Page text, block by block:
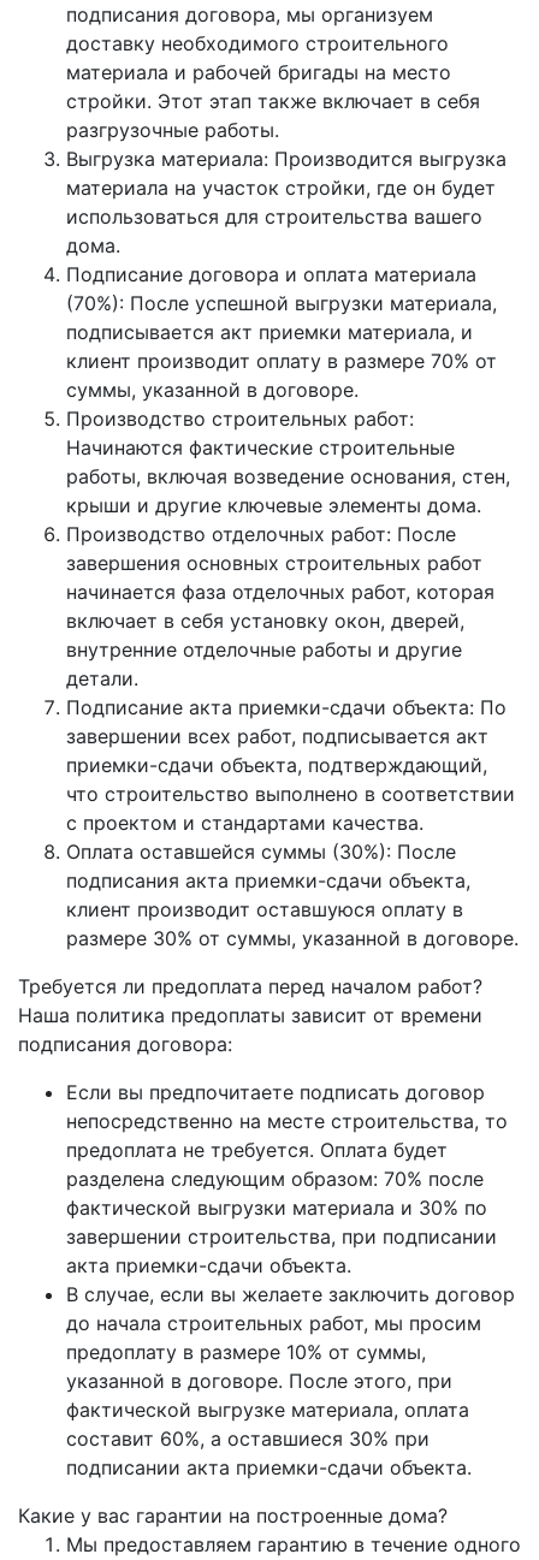
подписания договора, мы организуем
доставку необходимого строительного
материала и рабочей бригады на место
стройки. Этот этап также включает в себя
разгрузочные работы.
Выгрузка материала: Производится выгрузка
материала на участок стройки, где он будет
использоваться для строительства вашего
дома.
Подписание договора и оплата материала
(70%): После успешной выгрузки материала,
подписывается акт приемки материала, и
клиент производит оплату в размере 70% от
суммы, указанной в договоре.
Производство строительных работ:
Начинаются фактические строительные
работы, включая возведение основания, стен,
крыши и другие ключевые элементы дома.
Производство отделочных работ: После
завершения основных строительных работ
начинается фаза отделочных работ, которая
включает в себя установку окон, дверей,
внутренние отделочные работы и другие
детали.
Подписание акта приемки-сдачи объекта: По
завершении всех работ, подписывается акт
приемки-сдачи объекта, подтверждающий,
что строительство выполнено в соответствии
с проектом и стандартами качества.
Оплата оставшейся суммы (30%): После
подписания акта приемки-сдачи объекта,
клиент производит оставшуюся оплату в
размере 30% от суммы, указанной в договоре.
Требуется ли предоплата перед началом работ?
Наша политика предоплаты зависит от времени
подписания договора:
Если вы предпочитаете подписать договор
непосредственно на месте строительства, то
предоплата не требуется. Оплата будет
разделена следующим образом: 70% после
фактической выгрузки материала и 30% по
завершении строительства, при подписании
акта приемки-сдачи объекта.
В случае, если вы желаете заключить договор
до начала строительных работ, мы просим
предоплату в размере 10% от суммы,
указанной в договоре. После этого, при
фактической выгрузке материала, оплата
составит 60%, а оставшиеся 30% при
подписании акта приемки-сдачи объекта.
Какие у вас гарантии на построенные дома?
Мы предоставляем гарантию в течение одного